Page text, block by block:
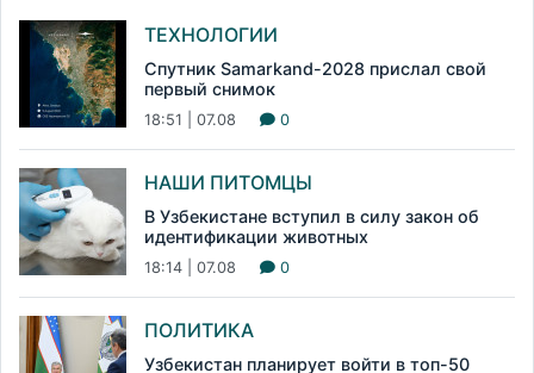
ТЕХНОЛОГИИ
Спутник Samarkand-2028 прислал свой
первый снимок
18:51 | 07.08 0
НАШИ ПИТОМЦЫ
В Узбекистане вступил в силу закон об
идентификации животных
18:14 | 07.08 0
ПОЛИТИКА
Узбекистан планирует войти в топ-50